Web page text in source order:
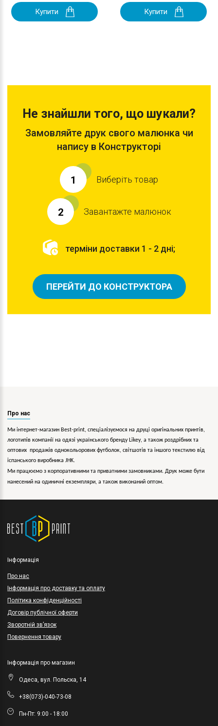
Купити Купити
Не знайшли того, що шукали?
Замовляйте друк свого малюнка чи
напису в Конструкторі
1 Виберіть товар
2 Завантажте малюнок
терміни доставки 1 - 2 дні;
ПЕРЕЙТИ ДО КОНСТРУКТОРА
Про нас
Ми інтернет-магазин Best-print, спеціалізуємося на друці оригінальних принтів,
логотипів компанії на одязі українського бренду Likey, а також роздрібних та
оптових продажів однокольорових футболок, світшотів та іншого текстилю від
іспанського виробника JHK.
Ми працюємо з корпоративними та приватними замовниками. Друк може бути
нанесений на одиничні екземпляри, а також виконаний оптом.
Інформація
Про нас
Інформація про доставку та оплату
Політика конфіденційності
Договір публічної оферти
Зворотній зв’язок
Повернення товару
Інформація про магазин
Одеса, вул. Польска, 14
+38(073)-040-73-08
Пн-Пт: 9:00 - 18:00